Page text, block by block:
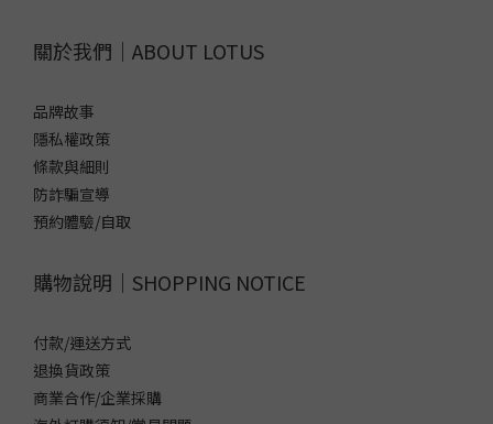
關於我們｜ABOUT LOTUS
品牌故事
隱私權政策
條款與細則
防詐騙宣導
預約體驗/自取
購物說明｜SHOPPING NOTICE
付款/運送方式
退換貨政策
商業合作/企業採購